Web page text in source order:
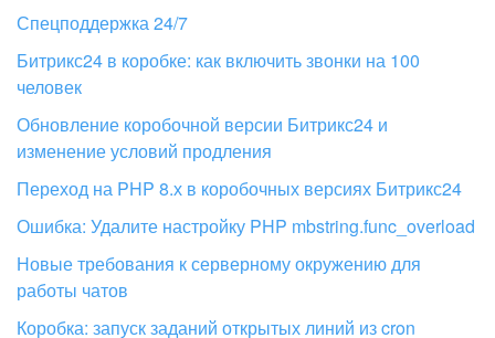
Спецподдержка 24/7
Битрикс24 в коробке: как включить звонки на 100
человек
Обновление коробочной версии Битрикс24 и
изменение условий продления
Переход на PHP 8.х в коробочных версиях Битрикс24
Ошибка: Удалите настройку PHP mbstring.func_overload
Новые требования к серверному окружению для
работы чатов
Коробка: запуск заданий открытых линий из cron